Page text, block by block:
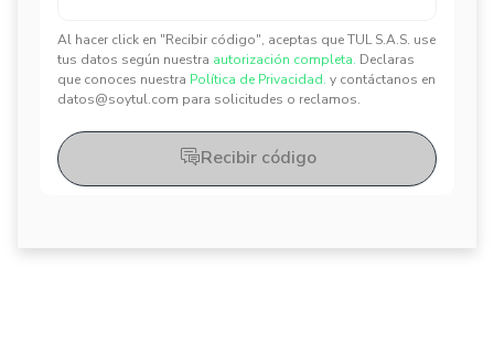
Al hacer click en "Recibir código", aceptas que TUL S.A.S. use
tus datos según nuestra autorización completa. Declaras
que conoces nuestra Política de Privacidad. y contáctanos en
datos@soytul.com para solicitudes o reclamos.
✕
✕
Recibir código